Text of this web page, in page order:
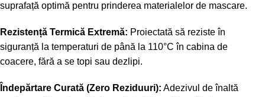
suprafață optimă pentru prinderea materialelor de mascare.
Rezistență Termică Extremă: Proiectată să reziste în
siguranță la temperaturi de până la 110°C în cabina de
coacere, fără a se topi sau dezlipi.
Îndepărtare Curată (Zero Reziduuri): Adezivul de înaltă